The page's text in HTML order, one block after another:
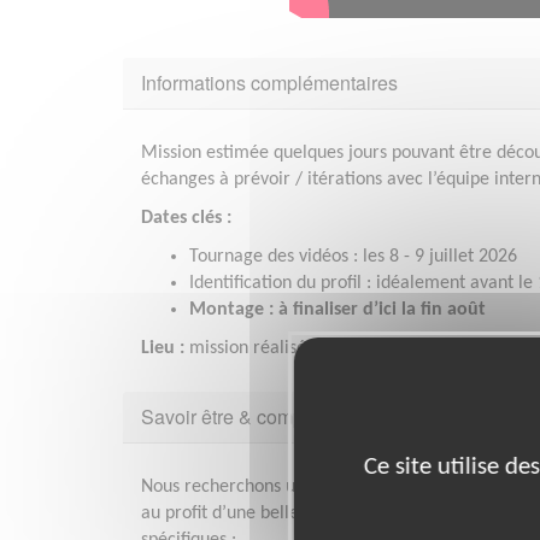
Informations complémentaires
Mission estimée quelques jours pouvant être
échanges à prévoir / itérations avec l’équipe
Dates clés :
Tournage des vidéos : les 8 - 9 juillet 2026
Identification du profil : idéalement avant le
Montage : à finaliser d’ici la fin août
Lieu : mission réalisée exclusivement à distance.
Savoir être & compétences
Nous recherchons un profil ayant la volonté de
au profit d’une belle cause avec des compétences
Ce site utilise